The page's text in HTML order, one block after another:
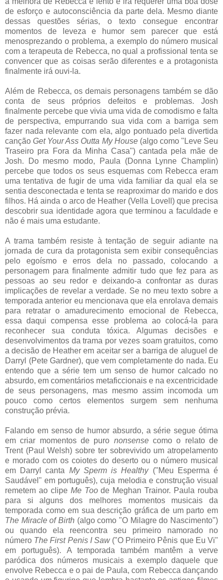
de esforço e autoconsciência da parte dela. Mesmo diante
dessas questões sérias, o texto consegue encontrar
momentos de leveza e humor sem parecer que está
menosprezando o problema, a exemplo do número musical
com a terapeuta de Rebecca, no qual a profissional tenta se
convencer que as coisas serão diferentes e a protagonista
finalmente irá ouvi-la.
Além de Rebecca, os demais personagens também se dão
conta de seus próprios defeitos e problemas. Josh
finalmente percebe que vivia uma vida de comodismo e falta
de perspectiva, empurrando sua vida com a barriga sem
fazer nada relevante com ela, algo pontuado pela divertida
cançãoGet Your Ass Outta My House(algo como "Leve Seu
Traseiro pra Fora da Minha Casa") cantada pela mãe de
Josh. Do mesmo modo, Paula (Donna Lynne Champlin)
percebe que todos os seus esquemas com Rebecca eram
uma tentativa de fugir de uma vida familiar da qual ela se
sentia desconectada e tenta se reaproximar do marido e dos
filhos. Há ainda o arco de Heather (Vella Lovell) que precisa
descobrir sua identidade agora que terminou a faculdade e
não é mais uma estudante.
A trama também resiste à tentação de seguir adiante na
jornada de cura da protagonista sem exibir consequências
pelo egoísmo e erros dela no passado, colocando a
personagem para finalmente admitir tudo que fez para as
pessoas ao seu redor e deixando-a confrontar as duras
implicações de revelar a verdade. Se no meu texto sobre a
temporada anterior eu mencionava que ela enrolava demais
para retratar o amadurecimento emocional de Rebecca,
essa daqui compensa esse problema ao colocá-la para
reconhecer sua conduta tóxica. Algumas decisões e
desenvolvimentos da trama por vezes soam gratuitos, como
a decisão de Heather em aceitar ser a barriga de aluguel de
Darryl (Pete Gardner), que vem completamente do nada. Eu
entendo que a série tem um senso de humor calcado no
absurdo, em comentários metaficcionais e na excentricidade
de seus personagens, mas mesmo assim incomoda um
pouco como certos elementos surgem sem nenhuma
construção prévia.
Falando em senso de humor absurdo, a série segue ótima
em criar momentos de puro nonsensecomo o relato de
Trent (Paul Welsh) sobre ter sobrevivido um atropelamento
e morado com os coiotes do deserto ou o número musical
em Darryl canta My Sperm is Healthy("Meu Esperma é
Saudável" em português), cuja melodia e construção visual
remetem ao clipe Me Toode Meghan Trainor. Paula rouba
para si alguns dos melhores momentos musicais da
temporada como em sua descrição gráfica de um parto em
The Miracle of Birth (algo como "O Milagre do Nascimento")
ou quando ela reencontra seu primeiro namorado no
número The First Penis I Saw("O Primeiro Pênis que Eu Vi"
em português). A temporada também mantêm a verve
paródica dos números musicais a exemplo daquele que
envolve Rebecca e o pai de Paula, com Rebecca dançando